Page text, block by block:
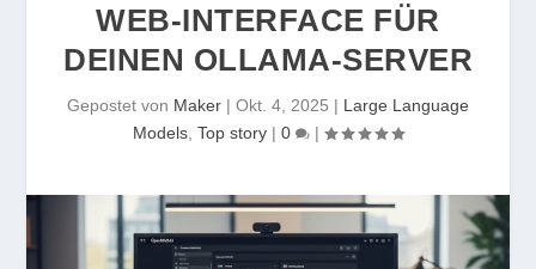
WEB-INTERFACE FÜR
DEINEN OLLAMA-SERVER
Gepostet von Maker | Okt. 4, 2025 | Large Language
Models Top story | 0 |